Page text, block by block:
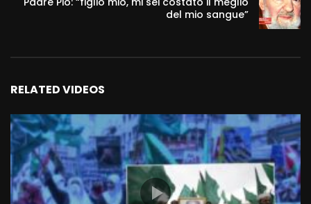
del mio sangue”
RELATED VIDEOS